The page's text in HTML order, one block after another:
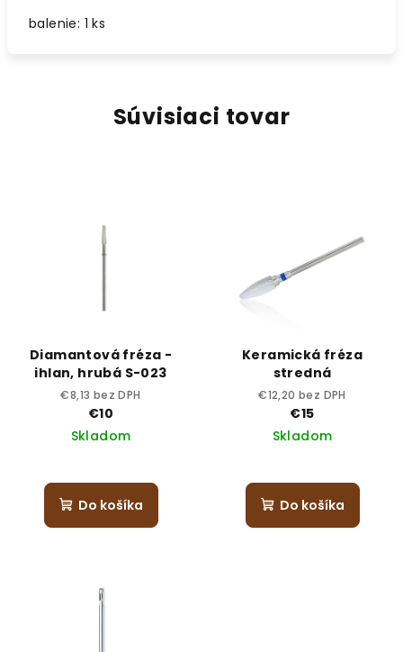
balenie: 1 ks
Súvisiaci tovar
Diamantová fréza -
ihlan, hrubá S-023
€8,13 bez DPH
€10
Skladom
Do košíka
Keramická fréza
stredná
€12,20 bez DPH
€15
Skladom
Do košíka